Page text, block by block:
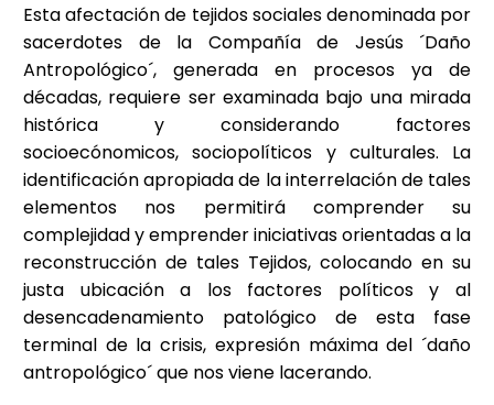
Esta afectación de tejidos sociales denominada por
sacerdotes de la Compañía de Jesús ´Daño
Antropológico´, generada en procesos ya de
décadas, requiere ser examinada bajo una mirada
histórica y considerando factores
socioecónomicos, sociopolíticos y culturales. La
identificación apropiada de la interrelación de tales
elementos nos permitirá comprender su
complejidad y emprender iniciativas orientadas a la
reconstrucción de tales Tejidos, colocando en su
justa ubicación a los factores políticos y al
desencadenamiento patológico de esta fase
terminal de la crisis, expresión máxima del ´daño
antropológico´ que nos viene lacerando.